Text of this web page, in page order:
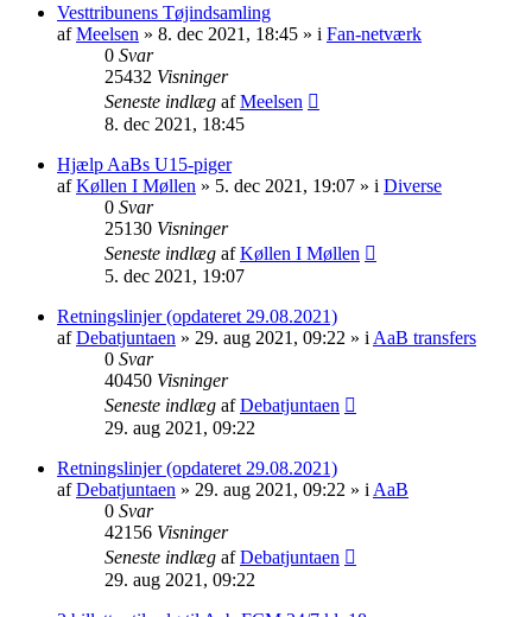
Vesttribunens Tøjindsamling
afMeelsen » 8. dec 2021, 18:45 » i Fan-netværk
0 Svar
25432 Visninger
Seneste indlæg afMeelsen
8. dec 2021, 18:45
Hjælp AaBs U15-piger
afKøllen I Møllen » 5. dec 2021, 19:07 » i Diverse
0 Svar
25130 Visninger
Seneste indlæg afKøllen I Møllen
5. dec 2021, 19:07
Retningslinjer (opdateret 29.08.2021)
afDebatjuntaen » 29. aug 2021, 09:22 » i AaB transfers
0 Svar
40450 Visninger
Seneste indlæg afDebatjuntaen
29. aug 2021, 09:22
Retningslinjer (opdateret 29.08.2021)
afDebatjuntaen » 29. aug 2021, 09:22 » i AaB
0 Svar
42156 Visninger
Seneste indlæg afDebatjuntaen
29. aug 2021, 09:22